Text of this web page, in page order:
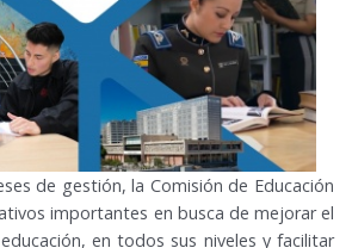
de gestión, la Comisión de Educación
importantes en busca de mejorar el
en todos sus niveles y facilitar